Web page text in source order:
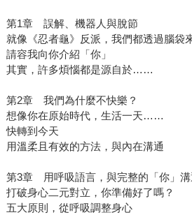
第1章 誤解、機器人與脫節
就像《忍者龜》反派，我們都透過腦袋
請容我向你介紹「你」
其實，許多煩惱都是源自於……
第2章 我們為什麼不快樂？
想像你在原始時代，生活一天……
快轉到今天
用溫柔且有效的方法，與內在溝通
第3章 用呼吸語言，與完整的「你」溝
打破身心二元對立，你準備好了嗎？
五大原則，從呼吸調整身心